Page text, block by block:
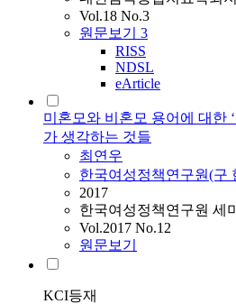
Vol.18 No.3
원문보기 3
RISS
NDSL
eArticle
미혼모와 비혼모 용어에 대한
가 생각하는 것들
최연우
한국여성정책연구원(구
2017
한국여성정책연구원 세
Vol.2017 No.12
원문보기
KCI등재